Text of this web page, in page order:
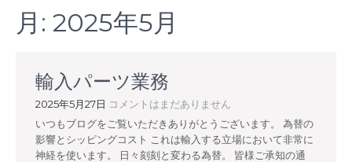
月: 2025年5月
輸入パーツ業務
2025年5月27日 コメントはまだありません
いつもブログをご覧いただきありがとうございます。 為替の
影響とシッピングコスト これは輸入する立場において非常に
神経を使います。 日々刻刻と変わる為替。 皆様ご承知の通